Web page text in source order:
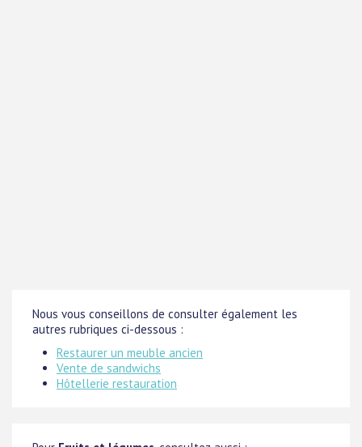
Nous vous conseillons de consulter également les
autres rubriques ci-dessous :
Restaurer un meuble ancien
Vente de sandwichs
Hôtellerie restauration